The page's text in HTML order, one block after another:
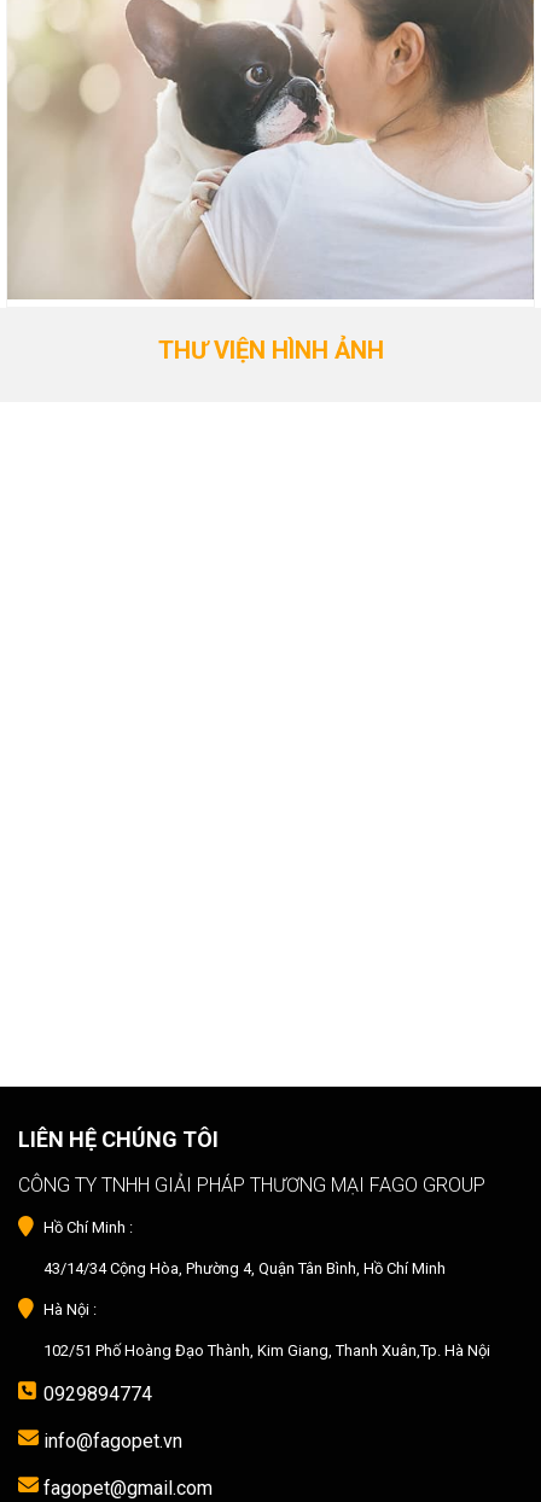
THƯ VIỆN HÌNH ẢNH
LIÊN HỆ CHÚNG TÔI
CÔNG TY TNHH GIẢI PHÁP THƯƠNG MẠI FAGO GROUP
Hồ Chí Minh :
43/14/34 Cộng Hòa, Phường 4, Quận Tân Bình, Hồ Chí Minh
Hà Nội :
102/51 Phố Hoàng Đạo Thành, Kim Giang, Thanh Xuân,Tp. Hà Nội
0929894774
info@fagopet.vn
fagopet@gmail.com